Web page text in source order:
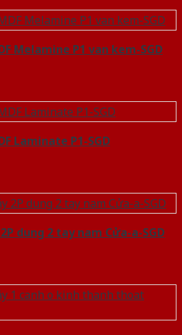
Melamine P1 van kem-SGD
Laminate P1-SGD
dung 2 tay nam Cửa-a-SGD